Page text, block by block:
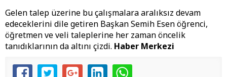
Gelen talep üzerine bu çalışmalara aralıksız devam
edeceklerini dile getiren Başkan Semih Esen öğrenci,
öğretmen ve veli taleplerine her zaman öncelik
tanıdıklarının da altını çizdi. Haber Merkezi